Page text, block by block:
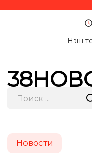
Наш
Новости